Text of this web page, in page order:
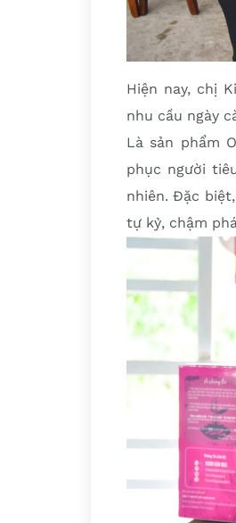
Hiện nay, chị
nhu cầu ngày
Là sản phẩm
phục người
nhiên. Đặc
tự kỷ, chậm